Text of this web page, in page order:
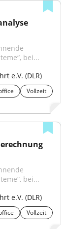
bei...
e.V. (DLR)
Vollzeit
bei...
e.V. (DLR)
Vollzeit